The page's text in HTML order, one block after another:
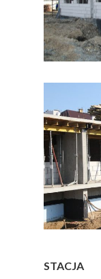
STACJA